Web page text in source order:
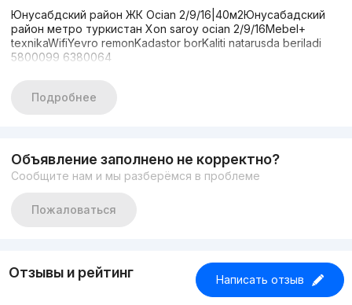
Юнусабдский район ЖК Ocian 2/9/16|40м2Юнусабадский
район метро туркистан Xon saroy ocian 2/9/16Mebel+
texnikaWifiYevro remonKadastor borKaliti natarusda beriladi
5800099 6380064
Подробнее
Объявление заполнено не корректно?
Сообщите нам и мы разберёмся в проблеме
Пожаловаться
Отзывы и рейтинг Написать отзыв